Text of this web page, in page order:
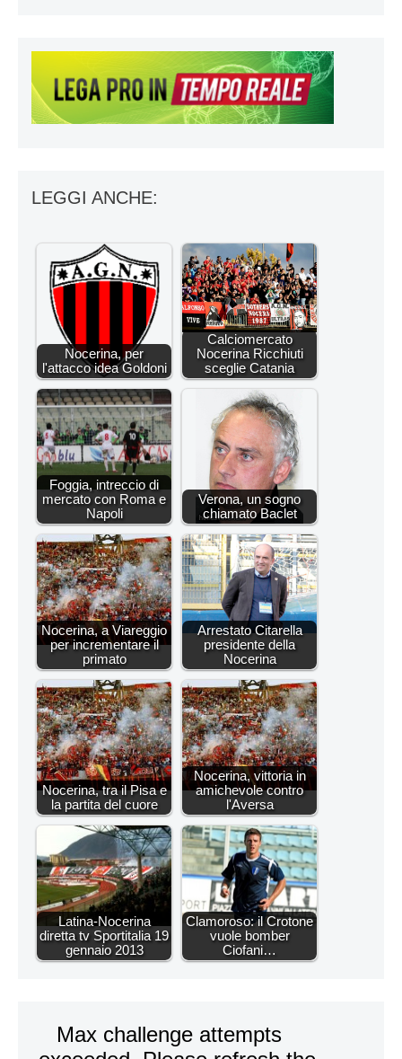
LEGGI ANCHE:
Nocerina, per
l'attacco idea Goldoni
Calciomercato
Nocerina Ricchiuti
sceglie Catania
Foggia, intreccio di
mercato con Roma e
Napoli
Verona, un sogno
chiamato Baclet
Nocerina, a Viareggio
per incrementare il
primato
Arrestato Citarella
presidente della
Nocerina
Nocerina, tra il Pisa e
la partita del cuore
Nocerina, vittoria in
amichevole contro
l'Aversa
Latina-Nocerina
diretta tv Sportitalia 19
gennaio 2013
Clamoroso: il Crotone
vuole bomber
Ciofani…